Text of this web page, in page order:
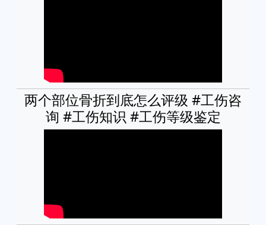
两个部位骨折到底怎么评级 #工伤咨
询 #工伤知识 #工伤等级鉴定